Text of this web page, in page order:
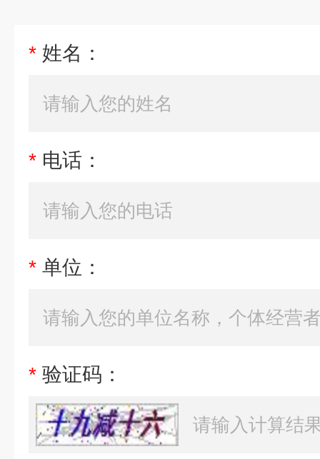
* 姓名：
* 电话：
* 单位：
* 验证码：